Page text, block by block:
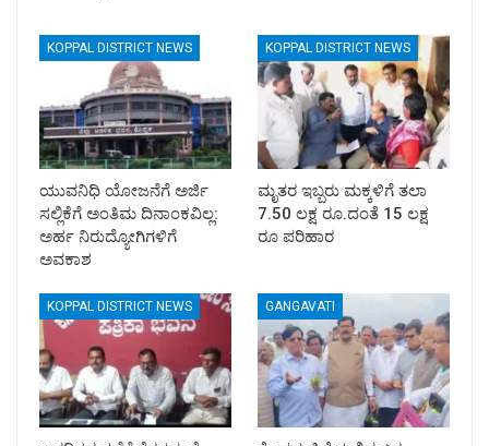
KOPPAL DISTRICT NEWS
ಯುವನಿಧಿ ಯೋಜನೆಗೆ ಅರ್ಜಿ
ಸಲ್ಲಿಕೆಗೆ ಅಂತಿಮ ದಿನಾಂಕವಿಲ್ಲ:
ಅರ್ಹ ನಿರುದ್ಯೋಗಿಗಳಿಗೆ
ಅವಕಾಶ
KOPPAL DISTRICT NEWS
ಮೃತರ ಇಬ್ಬರು ಮಕ್ಕಳಿಗೆ ತಲಾ
7.50 ಲಕ್ಷ ರೂ.ದಂತೆ 15 ಲಕ್ಷ
ರೂ ಪರಿಹಾರ
KOPPAL DISTRICT NEWS GANGAVATI